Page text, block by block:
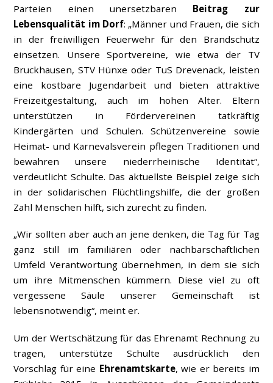
Parteien einen unersetzbaren Beitrag zur
Lebensqualität im Dorf: „Männer und Frauen, die sich
in der freiwilligen Feuerwehr für den Brandschutz
einsetzen. Unsere Sportvereine, wie etwa der TV
Bruckhausen, STV Hünxe oder TuS Drevenack, leisten
eine kostbare Jugendarbeit und bieten attraktive
Freizeitgestaltung, auch im hohen Alter. Eltern
unterstützen in Fördervereinen tatkräftig
Kindergärten und Schulen. Schützenvereine sowie
Heimat- und Karnevalsverein pflegen Traditionen und
bewahren unsere niederrheinische Identität“,
verdeutlicht Schulte. Das aktuellste Beispiel zeige sich
in der solidarischen Flüchtlingshilfe, die der großen
Zahl Menschen hilft, sich zurecht zu finden.
„Wir sollten aber auch an jene denken, die Tag für Tag
ganz still im familiären oder nachbarschaftlichen
Umfeld Verantwortung übernehmen, in dem sie sich
um ihre Mitmenschen kümmern. Diese viel zu oft
vergessene Säule unserer Gemeinschaft ist
lebensnotwendig“, meint er.
Um der Wertschätzung für das Ehrenamt Rechnung zu
tragen, unterstütze Schulte ausdrücklich den
Vorschlag für eine Ehrenamtskarte, wie er bereits im